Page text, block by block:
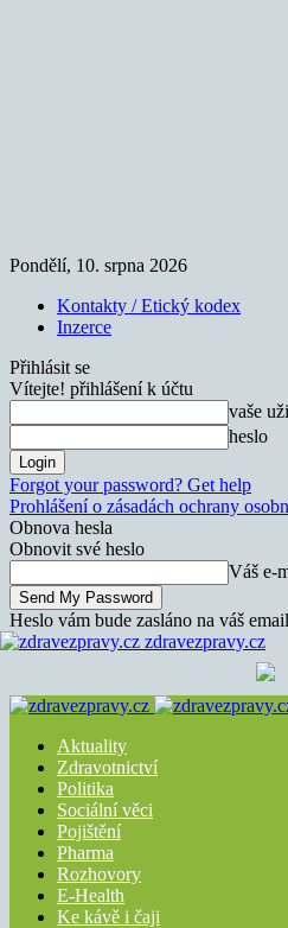
Pondělí, 10. srpna 2026
Kontakty / Etický kodex
Inzerce
Přihlásit se
Vítejte! přihlášení k účtu
vaše
heslo
Forgot your password? Get help
Prohlášení o zásadách ochrany
Obnova hesla
Obnovit své heslo
Váš e-
Heslo vám bude zasláno na váš email
zdravezpravy.cz
Aktuality
Zdravotnictví
Politika
Sociální věci
Pojištění
Pharma
Rozhovory
E-Health
Ke kávě i čaji